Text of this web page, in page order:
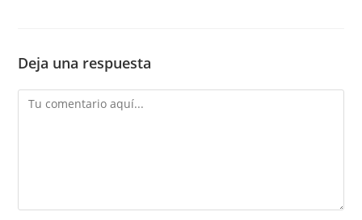
Deja una respuesta
Comentario